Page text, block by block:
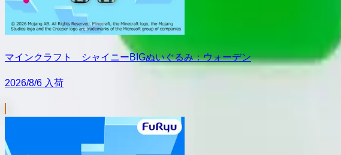
マインクラフト シャイニーBIGぬいぐるみ：ウォーデン
2026/8/6 入荷